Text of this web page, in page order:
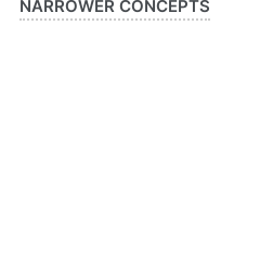
NARROWER CONCEPTS